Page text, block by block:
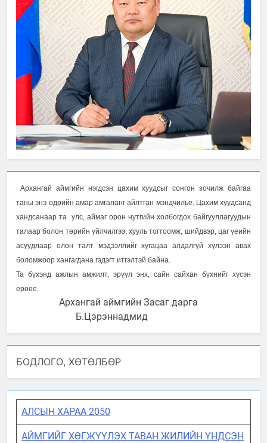
Архангай аймгийн нэгдсэн цахим хуудсыг сонгон зочилж байгаа
таны энэ өдрийн амар амгаланг айлтган мэндчилье. Цахим хуудсанд
хандсанаар та улс, аймаг орон нутгийн холбогдох байгууллагуудын
талаар болон төрийн үйлчилгээ, хууль тогтоомж, шийдвэр, цаг үеийн
асуудлаар олон талт мэдээллийг хугацаа алдалгүй хүлээн авах
боломжоор хангагдана гэдэгт итгэлтэй байна.
Та бүхэнд ажлын амжилт, эрүүл энх, сайн сайхан бүхнийг хүсэн
ерөөе.
Архангай аймгийн Засаг дарга
Б.Цэрэннадмид
БОДЛОГО, ХӨТӨЛБӨР
АЛСЫН ХАРАА 2050
АЙМГИЙГ ХӨГЖҮҮЛЭХ ТАВАН ЖИЛИЙН ҮНДСЭН